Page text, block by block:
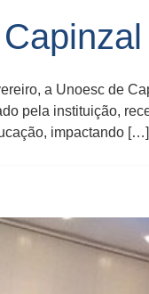
a Unoesc de
pela instituição,
impactando […]